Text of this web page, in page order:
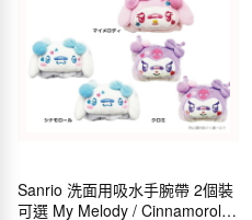
Sanrio 洗面用吸水手腕帶 2個裝
可選 My Melody / Cinnamoroll /